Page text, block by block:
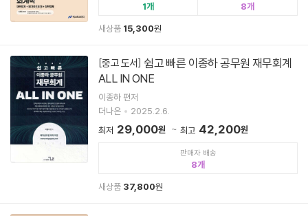
1
8
새상품 15,300원
[중고 도서] 쉽고 빠른 이종하 공무원 재무회계
ALL IN ONE
이종하 편저
더나은
2025.2.6.
최저 29,000원 최고 42,200원
판매자 배송
8
새상품 37,800원